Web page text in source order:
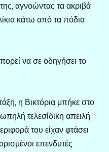
αγνοώντας τα ακριβά
κάτω από τα πόδια
να σε οδηγήσει το
η Βικτόρια μπήκε στο
τελεσίδικη απειλή.
του είχαν φτάσει
επενδυτές